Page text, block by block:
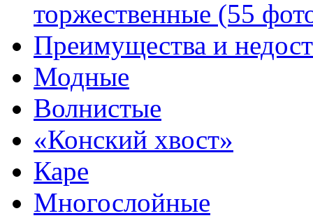
торжественные (55
Преимущества и
Модные
Волнистые
«Конский хвост»
Каре
Многослойные